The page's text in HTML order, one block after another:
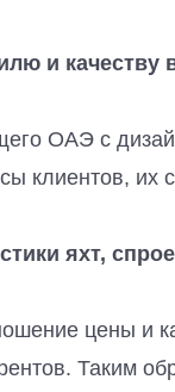
и качеству
ОАЭ с
клиентов,
яхт,
цены и
Таким